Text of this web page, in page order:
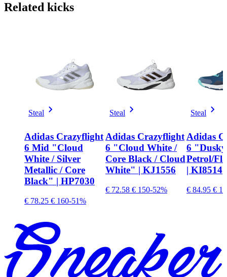
Related kicks
Steal
Adidas Crazyflight
6 Mid "Cloud
White / Silver
Metallic / Core
Black" | HP7030
€ 78.25 € 160-51%
Steal
Adidas Crazyflight
6 "Cloud White /
Core Black / Cloud
White" | KJ1556
€ 72.58 € 150-52%
Steal
Adidas
6 "Dusky
Petrol/
| KI8514
€ 84.95 €